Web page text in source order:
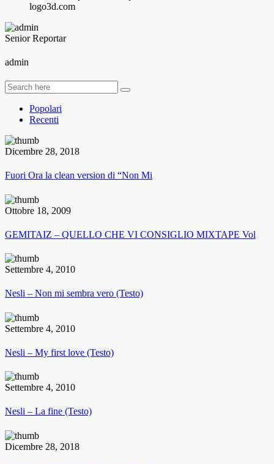
logo3d.com
Senior Reportar
admin
Popolari
Recenti
Dicembre 28, 2018
Fuori Ora la clean version di “Non Mi
Ottobre 18, 2009
GEMITAIZ – QUELLO CHE VI CONSIGLIO MIXTAPE Vol
Settembre 4, 2010
Nesli – Non mi sembra vero (Testo)
Settembre 4, 2010
Nesli – My first love (Testo)
Settembre 4, 2010
Nesli – La fine (Testo)
Dicembre 28, 2018